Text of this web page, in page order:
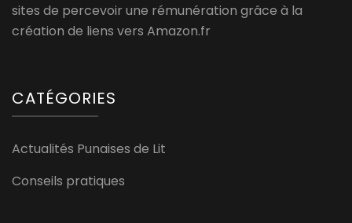
sites de percevoir une rémunération grâce à la
création de liens vers Amazon.fr
CATÉGORIES
Actualités Punaises de Lit
Conseils pratiques